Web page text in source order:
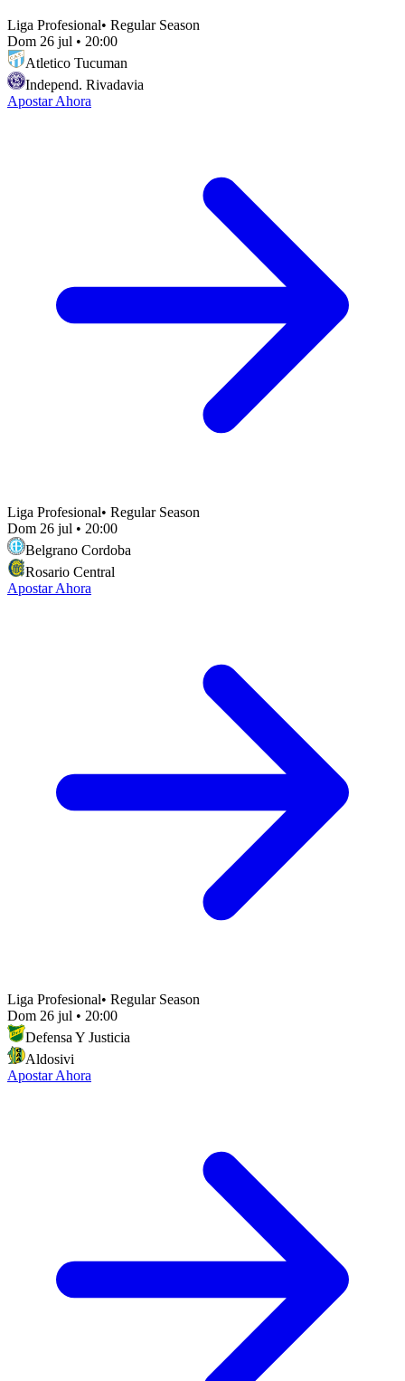
Liga Profesional• Regular Season
Dom 26 jul • 20:00
Atletico Tucuman
Independ. Rivadavia
Apostar Ahora
Liga Profesional• Regular Season
Dom 26 jul • 20:00
Belgrano Cordoba
Rosario Central
Apostar Ahora
Liga Profesional• Regular Season
Dom 26 jul • 20:00
Defensa Y Justicia
Aldosivi
Apostar Ahora